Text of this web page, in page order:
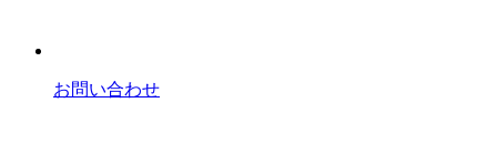
お問い合わせ